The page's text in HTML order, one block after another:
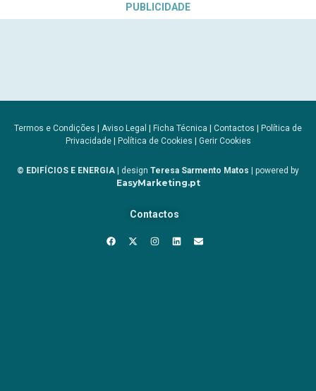
PUBLICIDADE
Termos e Condições | Aviso Legal | Ficha Técnica | Contactos | Política de
Privacidade| Política de Cookies | Gerir Cookies
© EDIFÍCIOS E ENERGIA | design Teresa Sarmento Matos | powered by
EasyMarketing.pt
Contactos